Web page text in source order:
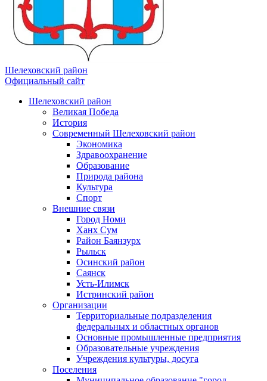
Шелеховский район
Официальный сайт
Шелеховский район
Великая Победа
История
Современный Шелеховский район
Экономика
Здравоохранение
Образование
Природа района
Культура
Спорт
Внешние связи
Город Номи
Ханх Сум
Район Баянзурх
Рыльск
Осинский район
Саянск
Усть-Илимск
Истринский район
Организации
Территориальные подразделения
федеральных и областных органов
Основные промышленные предприятия
Образовательные учреждения
Учреждения культуры, досуга
Поселения